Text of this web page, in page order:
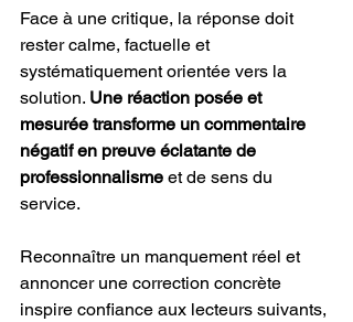
Face à une critique, la réponse doit
rester calme, factuelle et
systématiquement orientée vers la
solution. Une réaction posée et
mesurée transforme un commentaire
négatif en preuve éclatante de
professionnalisme et de sens du
service.
Reconnaître un manquement réel et
annoncer une correction concrète
inspire confiance aux lecteurs suivants,